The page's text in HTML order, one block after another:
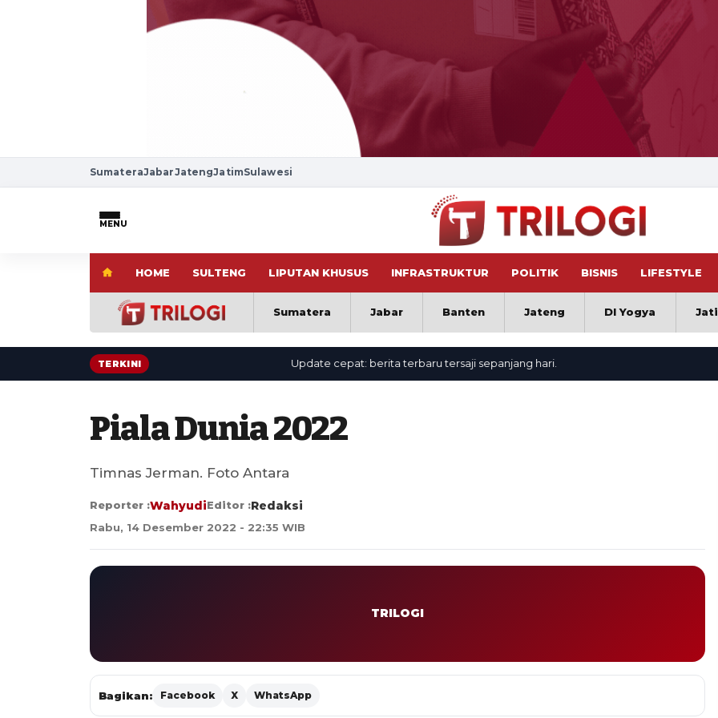
SumateraJabarJatengJatimSulawesi
MENU
HOME SULTENG LIPUTAN KHUSUS INFRASTRUKTUR POLITIK BISNIS LIFESTYLE
Sumatera Jabar Banten Jateng DI Yogya
TERKINI Update cepat: berita terbaru tersaji sepanjang hari.
Piala Dunia 2022
Timnas Jerman. Foto Antara
Reporter :WahyudiEditor :Redaksi
Rabu, 14 Desember 2022 - 22:35 WIB
TRILOGI
Bagikan: Facebook X WhatsApp